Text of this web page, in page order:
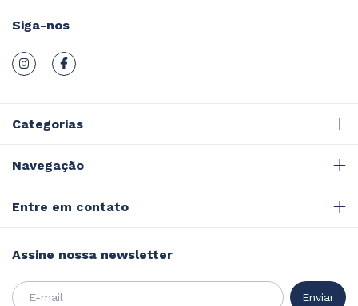
Siga-nos
Categorias
Navegação
Entre em contato
Assine nossa newsletter